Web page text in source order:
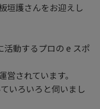
垣護さんをお迎えし
活動するプロの e スポ
営されています。
いろいろと伺いまし